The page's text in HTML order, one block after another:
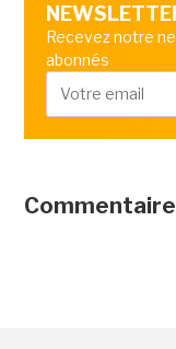
Recevez notre
abonnés
Commentaire